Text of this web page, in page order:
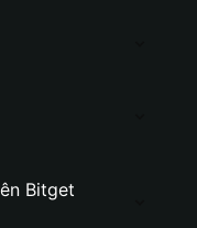
Bitget